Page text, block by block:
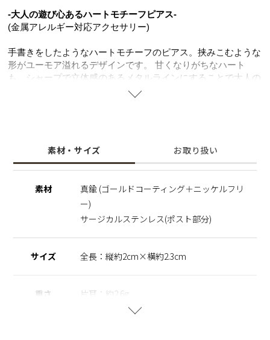
-大人の遊び心あるハートモチーフピアス-
(金属アレルギー対応アクセサリー)
手書きをしたようなハートモチーフのピアス。挟みこむような
形がユーモア溢れるデザインです。 甘くなりがちなハート
も、シャープで立体感のあるメタルラインにすることで大人の
雰囲気にしてくれます。シンプルなコーディネートのアクセン
※ニッケルフリー
ギーを防ぐために、ニッケルをほぼ含まずに作られた素材を指
れており、皮膚や汗に触れてもイオン化して溶け出しにくい素
素材・サイズ お取り扱い
素材
真鍮 (ゴールドコーティング＋ニッケルフリ
ー)
サージカルステンレス(ポスト部分)
サイズ 全長：縦約2cm×横約2.3cm
重さ 片耳：約2.6g